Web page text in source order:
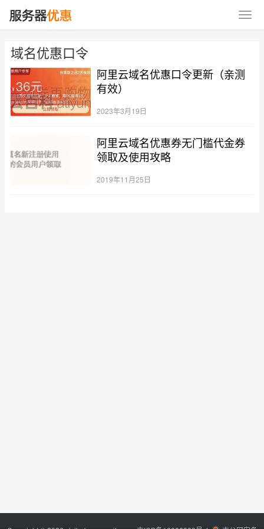
域名优惠口令
阿里云域名优惠口令更新（亲测
有效）
2023年3月19日
阿里云域名优惠券无门槛代金券
领取及使用攻略
2019年11月25日